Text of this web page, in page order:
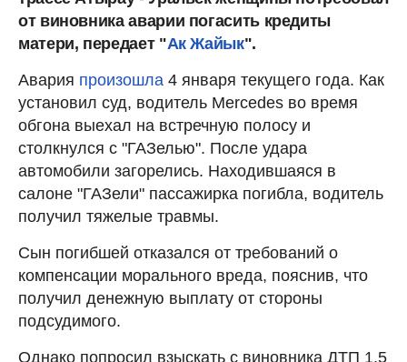
от виновника аварии погасить кредиты
матери, передает "Ак Жайык".
Авария произошла 4 января текущего года. Как
установил суд, водитель Mercedes во время
обгона выехал на встречную полосу и
столкнулся с "ГАЗелью". После удара
автомобили загорелись. Находившаяся в
салоне "ГАЗели" пассажирка погибла, водитель
получил тяжелые травмы.
Сын погибшей отказался от требований о
компенсации морального вреда, пояснив, что
получил денежную выплату от стороны
подсудимого.
Однако попросил взыскать с виновника ДТП 1,5